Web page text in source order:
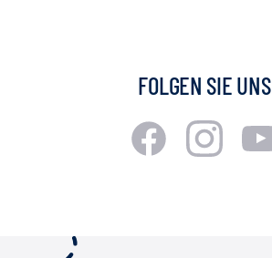
FOLGEN SIE UNS